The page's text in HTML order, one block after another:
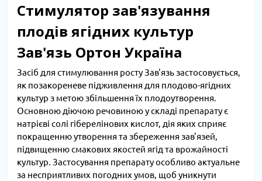
Стимулятор зав'язування
плодів ягідних культур
Зав'язь Ортон Україна
Засіб для стимулювання росту Зав'язь застосовується,
як позакореневе підживлення для плодово-ягідних
культур з метою збільшення їх плодоутворення.
Основною діючою речовиною у складі препарату є
натрієві солі гіберелінових кислот, дія яких сприяє
покращенню утворення та збереження зав'язей,
підвищенню смакових якостей ягід та врожайності
культур. Застосування препарату особливо актуальне
за несприятливих погодних умов, щоб уникнути